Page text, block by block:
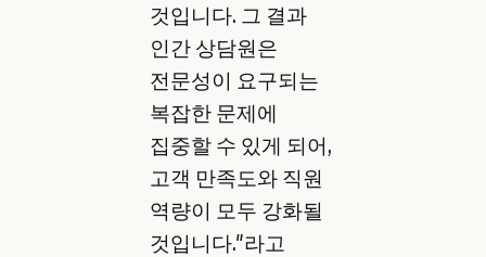
것입니다. 그 결과
인간 상담원은
전문성이 요구되는
복잡한 문제에
집중할 수 있게 되어,
고객 만족도와 직원
역량이 모두 강화될
것입니다."라고